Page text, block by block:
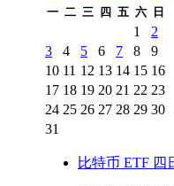
一 二 三 四 五 六 日
1
2
3
4 5 6 7 8
9
10 11 12 13 14 15 16
17 18 19 20 21 22 23
24 25 26 27 28 29 30
31
比特币 ETF 四